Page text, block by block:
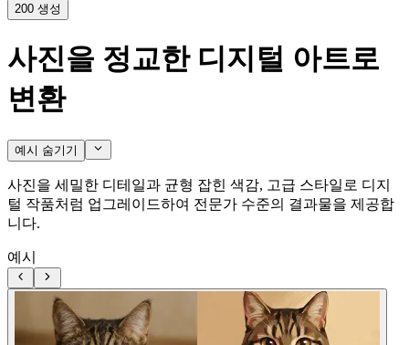
200 생성
사진을 정교한 디지털 아트로
변환
예시 숨기기
사진을 세밀한 디테일과 균형 잡힌 색감, 고급 스타일로 디지
털 작품처럼 업그레이드하여 전문가 수준의 결과물을 제공합
니다.
예시